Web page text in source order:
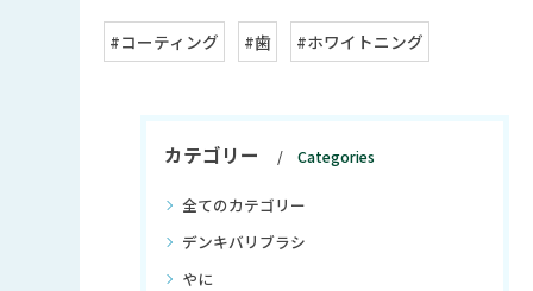
#コーティング #歯 #ホワイトニング
カテゴリー Categories
全てのカテゴリー
デンキバリブラシ
やに